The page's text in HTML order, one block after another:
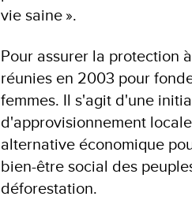
vie saine ».
Pour assurer la protection
réunies en 2003 pour
femmes. Il s'agit d'une
d'approvisionnement
alternative économique
bien-être social des
déforestation.